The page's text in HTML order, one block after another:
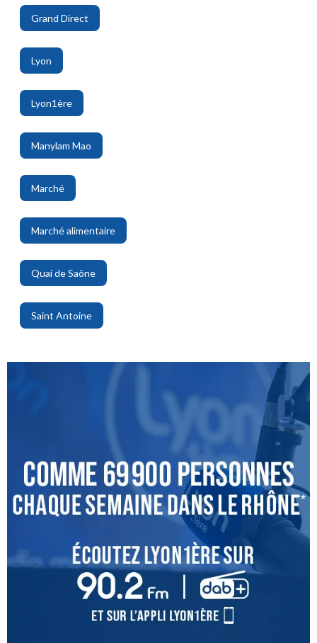
Grand Direct
,
Lyon
,
Lyon1ère
,
Manylam Mao
,
Marché
,
Marché alimentaire
,
Quai de Saône
,
Saint Antoine